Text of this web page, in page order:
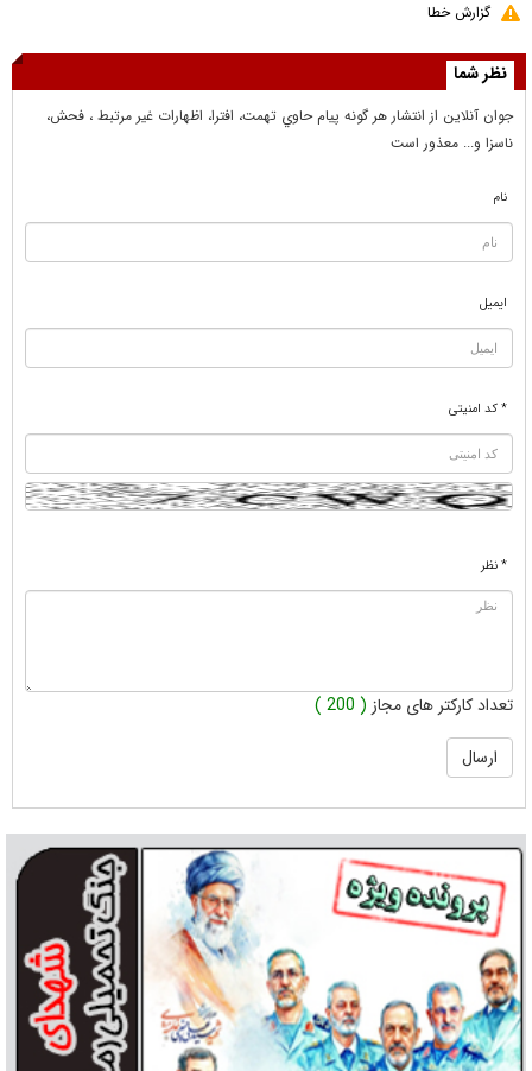
گزارش خطا
نظر شما
جوان آنلاين از انتشار هر گونه پيام حاوي تهمت، افترا، اظهارات غير مرتبط ، فحش،
ناسزا و... معذور است
نام
ایمیل
* کد امنیتی
* نظر
تعداد کارکتر های مجاز ( 200 )